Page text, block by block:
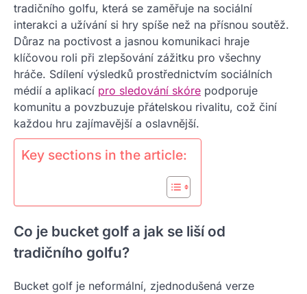
tradičního golfu, která se zaměřuje na sociální
interakci a užívání si hry spíše než na přísnou soutěž.
Důraz na poctivost a jasnou komunikaci hraje
klíčovou roli při zlepšování zážitku pro všechny
hráče. Sdílení výsledků prostřednictvím sociálních
médií a aplikací pro sledování skóre podporuje
komunitu a povzbuzuje přátelskou rivalitu, což činí
každou hru zajímavější a oslavnější.
Key sections in the article:
Co je bucket golf a jak se liší od
tradičního golfu?
Bucket golf je neformální, zjednodušená verze